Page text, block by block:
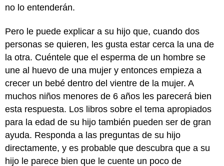
no lo entenderán.
Pero le puede explicar a su hijo que, cuando dos
personas se quieren, les gusta estar cerca la una de
la otra. Cuéntele que el esperma de un hombre se
une al huevo de una mujer y entonces empieza a
crecer un bebé dentro del vientre de la mujer. A
muchos niños menores de 6 años les parecerá bien
esta respuesta. Los libros sobre el tema apropiados
para la edad de su hijo también pueden ser de gran
ayuda. Responda a las preguntas de su hijo
directamente, y es probable que descubra que a su
hijo le parece bien que le cuente un poco de